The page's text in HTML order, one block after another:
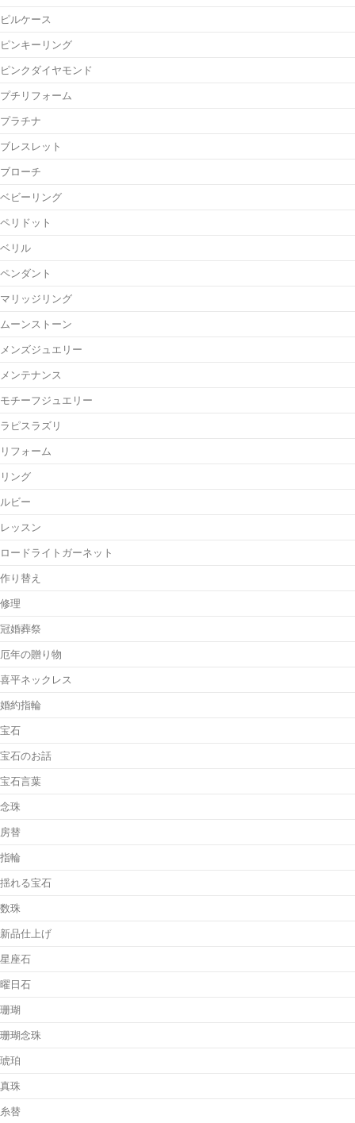
ピルケース
ピンキーリング
ピンクダイヤモンド
プチリフォーム
プラチナ
ブレスレット
ブローチ
ベビーリング
ペリドット
ベリル
ペンダント
マリッジリング
ムーンストーン
メンズジュエリー
メンテナンス
モチーフジュエリー
ラピスラズリ
リフォーム
リング
ルビー
レッスン
ロードライトガーネット
作り替え
修理
冠婚葬祭
厄年の贈り物
喜平ネックレス
婚約指輪
宝石
宝石のお話
宝石言葉
念珠
房替
指輪
揺れる宝石
数珠
新品仕上げ
星座石
曜日石
珊瑚
珊瑚念珠
琥珀
真珠
糸替